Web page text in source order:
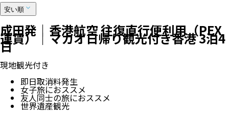
安い順
成田発｜香港航空 往復直行便利用（PEX
運賃）｜マカオ日帰り観光付き香港 3泊4
日
現地観光付き
即日取消料発生
女子旅におススメ
友人同士の旅におススメ
世界遺産観光